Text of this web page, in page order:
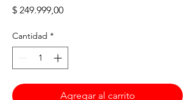
$ 249.999,00Precio
Cantidad *
Agregar al carrito